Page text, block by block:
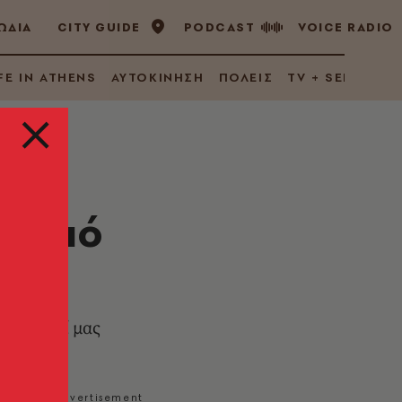
CITY GUIDE PODCAST VOICE RADIO
IN ATHENS ΑΥΤΟΚΙΝΗΣΗ ΠΟΛΕΙΣ TV + SERIES
από
μαζί μας